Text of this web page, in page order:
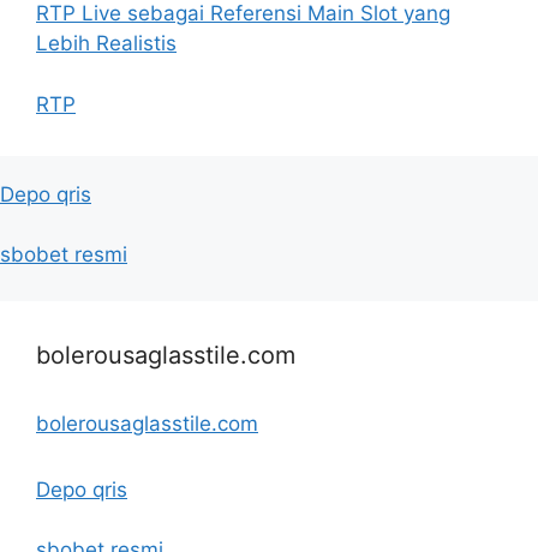
RTP Live sebagai Referensi Main Slot yang
Lebih Realistis
RTP
Depo qris
sbobet resmi
bolerousaglasstile.com
bolerousaglasstile.com
Depo qris